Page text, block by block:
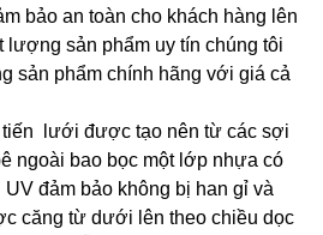
bảo an toàn cho khách hàng lên
lượng sản phẩm uy tín chúng tôi
sản phẩm chính hãng với giá cả
tiến lưới được tạo nên từ các sợi
ngoài bao bọc một lớp nhựa có
đảm bảo không bị han gỉ và
căng từ dưới lên theo chiều dọc